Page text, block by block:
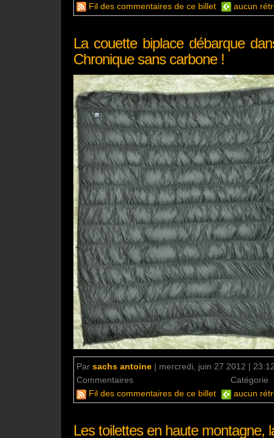
Fil des commentaires de ce billet
aucun
La couette biplace débarque
Chronique sans carbone !
Par sachs antoine | mercredi, juin 27 2012 |
Commentaires
Catégorie
Fil des commentaires de ce billet
aucun
Les toilettes en haute montagne,